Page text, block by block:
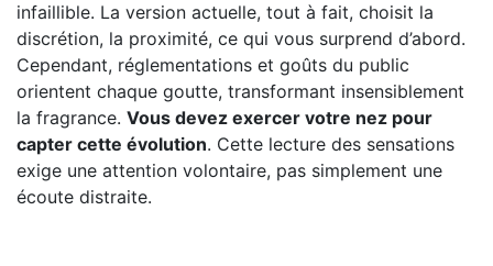
infaillible. La version actuelle, tout à fait, choisit la
discrétion, la proximité, ce qui vous surprend d’abord.
Cependant, réglementations et goûts du public
orientent chaque goutte, transformant insensiblement
la fragrance. Vous devez exercer votre nez pour
capter cette évolution. Cette lecture des sensations
exige une attention volontaire, pas simplement une
écoute distraite.